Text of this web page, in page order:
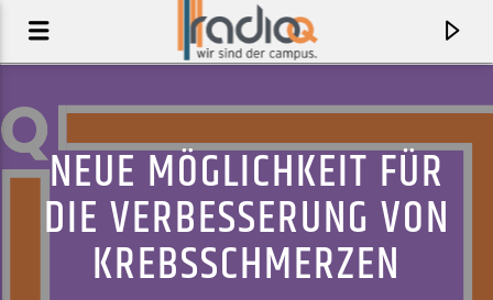
NEUE MÖGLICHKEIT FÜR
DIE VERBESSERUNG VON
KREBSSCHMERZEN